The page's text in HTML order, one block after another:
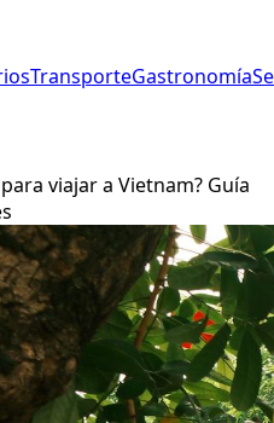
TransporteGastronomía
viajar a Vietnam? Guía